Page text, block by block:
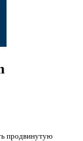
продвинутую